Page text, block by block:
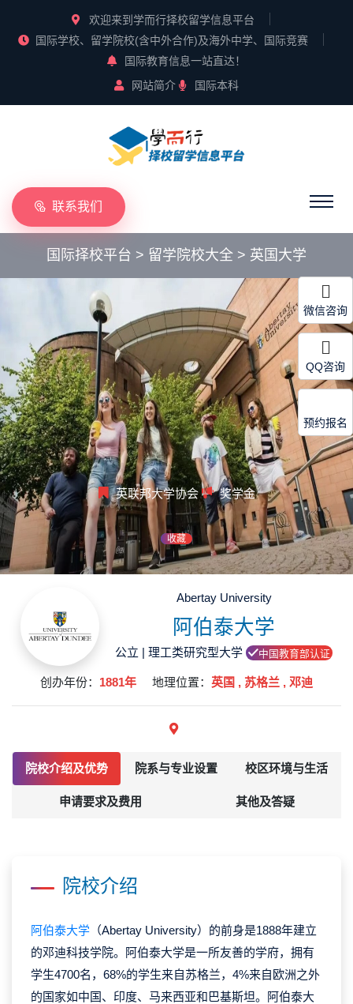
欢迎来到学而行择校留学信息平台
国际学校、留学院校(含中外合作)及海外中学、国际竞赛
国际教育信息一站直达！
网站简介
国际本科
联系我们
国际择校平台 > 留学院校大全 > 英国大学
英联邦大学协会 奖学金
收藏
Abertay University
阿伯泰大学
公立 | 理工类研究型大学 中国教育部认证
创办年份： 1881年 地理位置： 英国 , 苏格兰 , 邓迪
院校介绍及优势 院系与专业设置 校区环境与生活
申请要求及费用 其他及答疑
院校介绍
阿伯泰大学 （Abertay University）的前身是1888年建立
的邓迪科技学院。阿伯泰大学是一所友善的学府，拥有
学生4700名，68%的学生来自苏格兰，4%来自欧洲之外
的国家如中国、印度、马来西亚和巴基斯坦。阿伯泰大
微信咨询
QQ咨询
预约报名